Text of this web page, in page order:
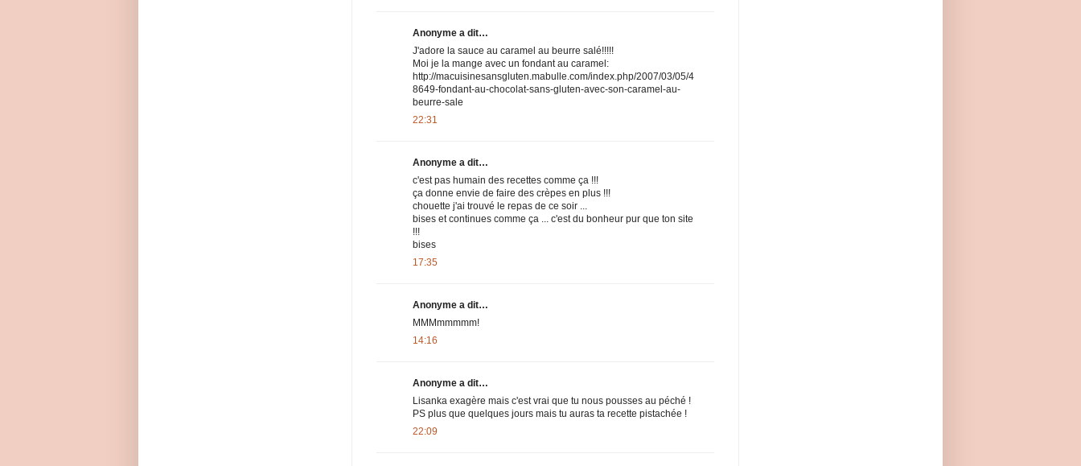
Anonyme a dit…
J'adore la sauce au caramel au beurre salé!!!!!
Moi je la mange avec un fondant au caramel:
http://macuisinesansgluten.mabulle.com/index.php/2007/03/05/4
8649-fondant-au-chocolat-sans-gluten-avec-son-caramel-au-
beurre-sale
22:31
Anonyme a dit…
c'est pas humain des recettes comme ça !!!
ça donne envie de faire des crèpes en plus !!!
chouette j'ai trouvé le repas de ce soir ...
bises et continues comme ça ... c'est du bonheur pur que ton site
!!!
bises
17:35
Anonyme a dit…
MMMmmmmm!
14:16
Anonyme a dit…
Lisanka exagère mais c'est vrai que tu nous pousses au péché !
PS plus que quelques jours mais tu auras ta recette pistachée !
22:09